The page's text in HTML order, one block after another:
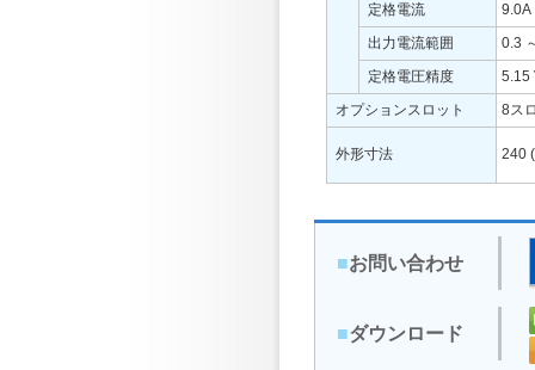
定格電流
9.0A
出力電流範囲
0.3
定格電圧精度
5.15
オプションスロット
8ス
外形寸法 240
■お問い合わせ
■ダウンロード